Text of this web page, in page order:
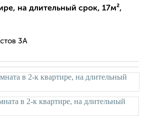
на длительный срок, 17м²,
3А